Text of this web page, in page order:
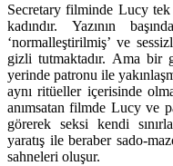
Secretary filminde Lucy tek
kadındır. Yazının
‘normalleştirilmiş’ ve
gizli tutmaktadır. Ama
yerinde patronu ile
aynı ritüeller içerisinde
anımsatan filmde Lucy ve
görerek seksi kendi
yaratış ile beraber sado-
sahneleri oluşur.